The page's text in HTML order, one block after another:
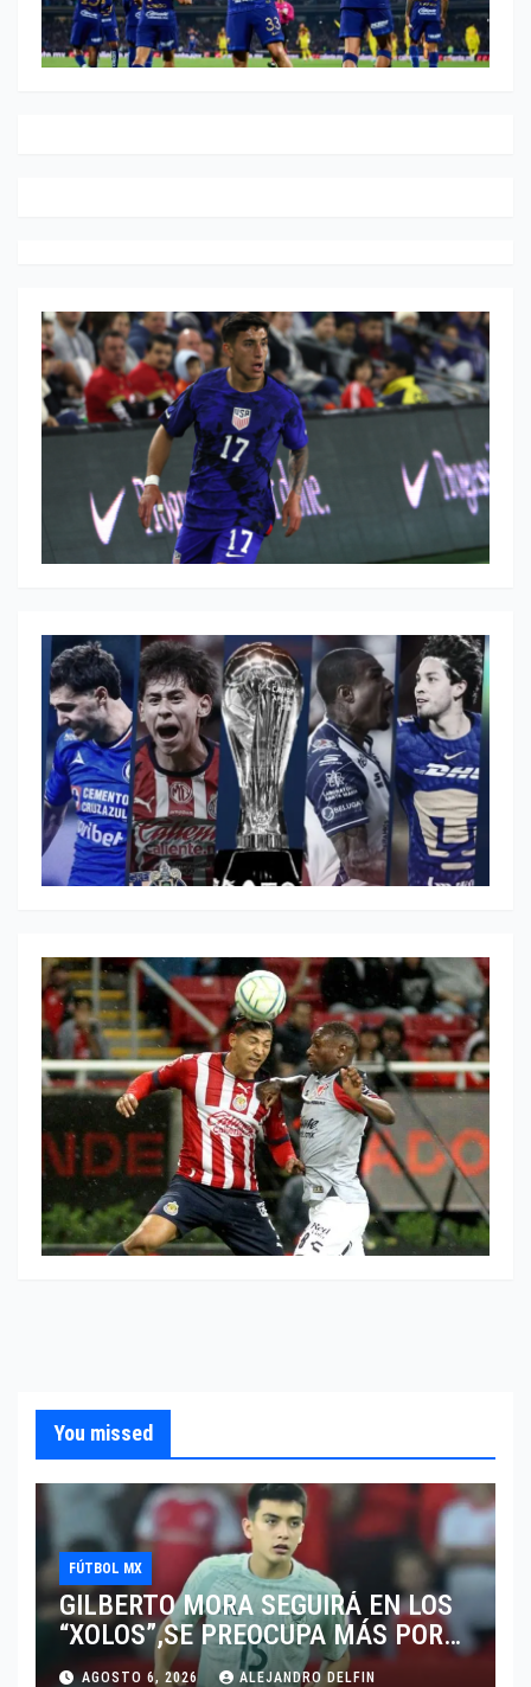
You missed
FÚTBOL MX
GILBERTO MORA SEGUIRÁ EN LOS
“XOLOS”,SE PREOCUPA MÁS POR
JUGAR EN SU EQUIPO.
AGOSTO 6, 2026 ALEJANDRO DELFIN